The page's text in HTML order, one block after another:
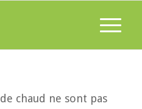
chaud ne sont pas